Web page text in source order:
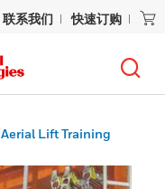
联系我们 快速订购
Aerial Lift Training